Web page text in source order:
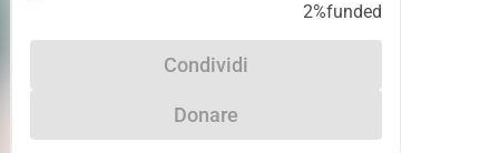
2%funded
Condividi
Donare